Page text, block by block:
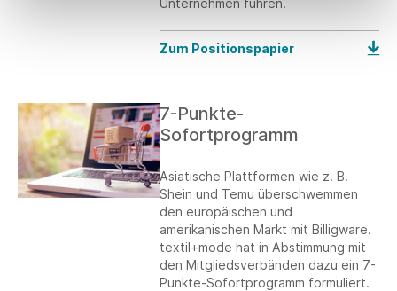
Zum Positionspapier
7-Punkte-
Sofortprogramm
Asiatische Plattformen wie z. B.
Shein und Temu überschwemmen
den europäischen und
amerikanischen Markt mit Billigware.
textil+mode hat in Abstimmung mit
den Mitgliedsverbänden dazu ein 7-
Punkte-Sofortprogramm formuliert.